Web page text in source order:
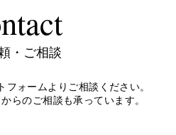
・ご相談
フォームよりご相談ください。
らのご相談も承っています。